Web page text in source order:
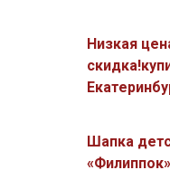
Низкая
Шапка